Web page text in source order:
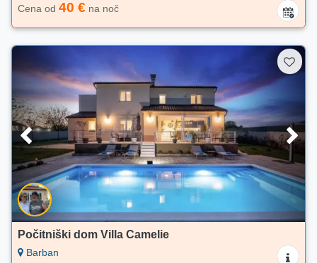
Cena od 40 € na noč
Počitniški dom Villa Camelie
Barban